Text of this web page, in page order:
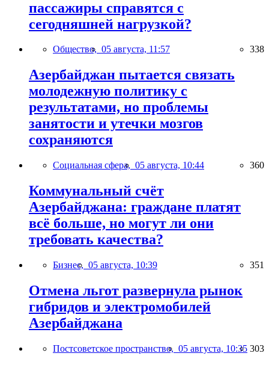
пассажиры справятся с
сегодняшней нагрузкой?
Общество, 05 августа, 11:57 338
Азербайджан пытается связать
молодежную политику с
результатами, но проблемы
занятости и утечки мозгов
сохраняются
Социальная сфера, 05 августа, 10:44 360
Коммунальный счёт
Азербайджана: граждане платят
всё больше, но могут ли они
требовать качества?
Бизнес, 05 августа, 10:39 351
Отмена льгот развернула рынок
гибридов и электромобилей
Азербайджана
Постсоветское пространство, 05 августа, 10:35 303